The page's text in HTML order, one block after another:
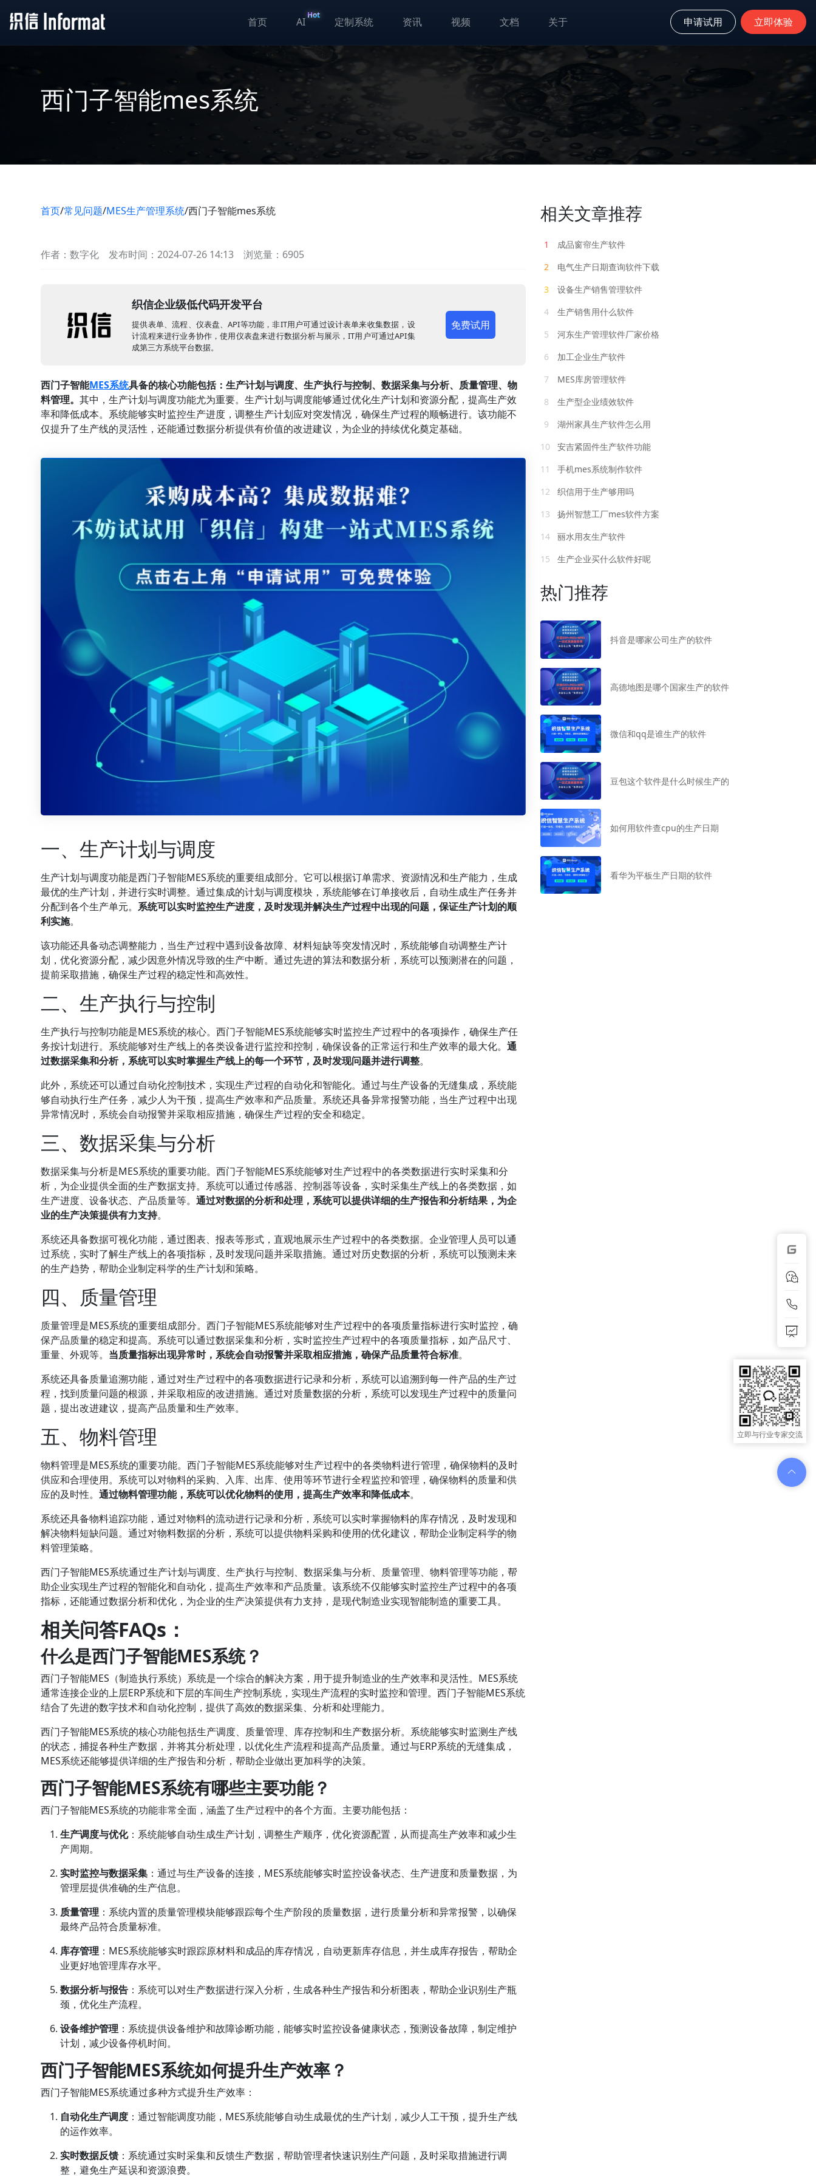
首页 AI
Hot
定制系统 资讯 视频 文档 关于 申请试用 立即体验
西门子智能mes系统
首页/常见问题/MES生产管理系统/西门子智能mes系统
作者：数字化 发布时间：2024-07-26 14:13 浏览量：6905
织信企业级低代码开发平台
提供表单、流程、仪表盘、API等功能，非IT用户可通过设计表单来收集数据，设
计流程来进行业务协作，使用仪表盘来进行数据分析与展示，IT用户可通过API集
成第三方系统平台数据。
免费试用
西门子智能MES系统具备的核心功能包括：生产计划与调度、生产执行与控制、数据采集与分析、质量管理、物
料管理。其中，生产计划与调度功能尤为重要。生产计划与调度能够通过优化生产计划和资源分配，提高生产效
率和降低成本。系统能够实时监控生产进度，调整生产计划应对突发情况，确保生产过程的顺畅进行。该功能不
仅提升了生产线的灵活性，还能通过数据分析提供有价值的改进建议，为企业的持续优化奠定基础。
一、生产计划与调度
生产计划与调度功能是西门子智能MES系统的重要组成部分。它可以根据订单需求、资源情况和生产能力，生成
最优的生产计划，并进行实时调整。通过集成的计划与调度模块，系统能够在订单接收后，自动生成生产任务并
分配到各个生产单元。系统可以实时监控生产进度，及时发现并解决生产过程中出现的问题，保证生产计划的顺
利实施。
该功能还具备动态调整能力，当生产过程中遇到设备故障、材料短缺等突发情况时，系统能够自动调整生产计
划，优化资源分配，减少因意外情况导致的生产中断。通过先进的算法和数据分析，系统可以预测潜在的问题，
提前采取措施，确保生产过程的稳定性和高效性。
二、生产执行与控制
生产执行与控制功能是MES系统的核心。西门子智能MES系统能够实时监控生产过程中的各项操作，确保生产任
务按计划进行。系统能够对生产线上的各类设备进行监控和控制，确保设备的正常运行和生产效率的最大化。通
过数据采集和分析，系统可以实时掌握生产线上的每一个环节，及时发现问题并进行调整。
此外，系统还可以通过自动化控制技术，实现生产过程的自动化和智能化。通过与生产设备的无缝集成，系统能
够自动执行生产任务，减少人为干预，提高生产效率和产品质量。系统还具备异常报警功能，当生产过程中出现
异常情况时，系统会自动报警并采取相应措施，确保生产过程的安全和稳定。
三、数据采集与分析
数据采集与分析是MES系统的重要功能。西门子智能MES系统能够对生产过程中的各类数据进行实时采集和分
析，为企业提供全面的生产数据支持。系统可以通过传感器、控制器等设备，实时采集生产线上的各类数据，如
生产进度、设备状态、产品质量等。通过对数据的分析和处理，系统可以提供详细的生产报告和分析结果，为企
业的生产决策提供有力支持。
系统还具备数据可视化功能，通过图表、报表等形式，直观地展示生产过程中的各类数据。企业管理人员可以通
过系统，实时了解生产线上的各项指标，及时发现问题并采取措施。通过对历史数据的分析，系统可以预测未来
的生产趋势，帮助企业制定科学的生产计划和策略。
四、质量管理
质量管理是MES系统的重要组成部分。西门子智能MES系统能够对生产过程中的各项质量指标进行实时监控，确
保产品质量的稳定和提高。系统可以通过数据采集和分析，实时监控生产过程中的各项质量指标，如产品尺寸、
重量、外观等。 当质量指标出现异常时，系统会自动报警并采取相应措施，确保产品质量符合标准。
系统还具备质量追溯功能，通过对生产过程中的各项数据进行记录和分析，系统可以追溯到每一件产品的生产过
程，找到质量问题的根源，并采取相应的改进措施。通过对质量数据的分析，系统可以发现生产过程中的质量问
题，提出改进建议，提高产品质量和生产效率。
五、物料管理
物料管理是MES系统的重要功能。西门子智能MES系统能够对生产过程中的各类物料进行管理，确保物料的及时
供应和合理使用。系统可以对物料的采购、入库、出库、使用等环节进行全程监控和管理，确保物料的质量和供
应的及时性。通过物料管理功能，系统可以优化物料的使用，提高生产效率和降低成本。
系统还具备物料追踪功能，通过对物料的流动进行记录和分析，系统可以实时掌握物料的库存情况，及时发现和
解决物料短缺问题。通过对物料数据的分析，系统可以提供物料采购和使用的优化建议，帮助企业制定科学的物
料管理策略。
西门子智能MES系统通过生产计划与调度、生产执行与控制、数据采集与分析、质量管理、物料管理等功能，帮
助企业实现生产过程的智能化和自动化，提高生产效率和产品质量。该系统不仅能够实时监控生产过程中的各项
指标，还能通过数据分析和优化，为企业的生产决策提供有力支持，是现代制造业实现智能制造的重要工具。
相关问答FAQs：
什么是西门子智能MES系统？
西门子智能MES（制造执行系统）系统是一个综合的解决方案，用于提升制造业的生产效率和灵活性。MES系统
通常连接企业的上层ERP系统和下层的车间生产控制系统，实现生产流程的实时监控和管理。西门子智能MES系统
结合了先进的数字技术和自动化控制，提供了高效的数据采集、分析和处理能力。
西门子智能MES系统的核心功能包括生产调度、质量管理、库存控制和生产数据分析。系统能够实时监测生产线
的状态，捕捉各种生产数据，并将其分析处理，以优化生产流程和提高产品质量。通过与ERP系统的无缝集成，
MES系统还能够提供详细的生产报告和分析，帮助企业做出更加科学的决策。
西门子智能MES系统有哪些主要功能？
西门子智能MES系统的功能非常全面，涵盖了生产过程中的各个方面。主要功能包括：
生产调度与优化：系统能够自动生成生产计划，调整生产顺序，优化资源配置，从而提高生产效率和减少生
产周期。
实时监控与数据采集 ：通过与生产设备的连接，MES系统能够实时监控设备状态、生产进度和质量数据，为
管理层提供准确的生产信息。
质量管理 ：系统内置的质量管理模块能够跟踪每个生产阶段的质量数据，进行质量分析和异常报警，以确保
最终产品符合质量标准。
库存管理 ：MES系统能够实时跟踪原材料和成品的库存情况，自动更新库存信息，并生成库存报告，帮助企
业更好地管理库存水平。
数据分析与报告 ：系统可以对生产数据进行深入分析，生成各种生产报告和分析图表，帮助企业识别生产瓶
颈，优化生产流程。
设备维护管理 ：系统提供设备维护和故障诊断功能，能够实时监控设备健康状态，预测设备故障，制定维护
计划，减少设备停机时间。
西门子智能MES系统如何提升生产效率？
西门子智能MES系统通过多种方式提升生产效率：
自动化生产调度 ：通过智能调度功能，MES系统能够自动生成最优的生产计划，减少人工干预，提升生产线
的运作效率。
实时数据反馈 ：系统通过实时采集和反馈生产数据，帮助管理者快速识别生产问题，及时采取措施进行调
整，避免生产延误和资源浪费。
相关文章推荐
1
成品窗帘生产软件
2
电气生产日期查询软件下载
3
设备生产销售管理软件
4
生产销售用什么软件
5
河东生产管理软件厂家价格
6
加工企业生产软件
7
MES库房管理软件
8
生产型企业绩效软件
9
湖州家具生产软件怎么用
10
安吉紧固件生产软件功能
11
手机mes系统制作软件
12
织信用于生产够用吗
13
扬州智慧工厂mes软件方案
14
丽水用友生产软件
15
生产企业买什么软件好呢
热门推荐
抖音是哪家公司生产的软件
高德地图是哪个国家生产的软件
微信和qq是谁生产的软件
豆包这个软件是什么时候生产的
如何用软件查cpu的生产日期
看华为平板生产日期的软件
立即与行业专家交流